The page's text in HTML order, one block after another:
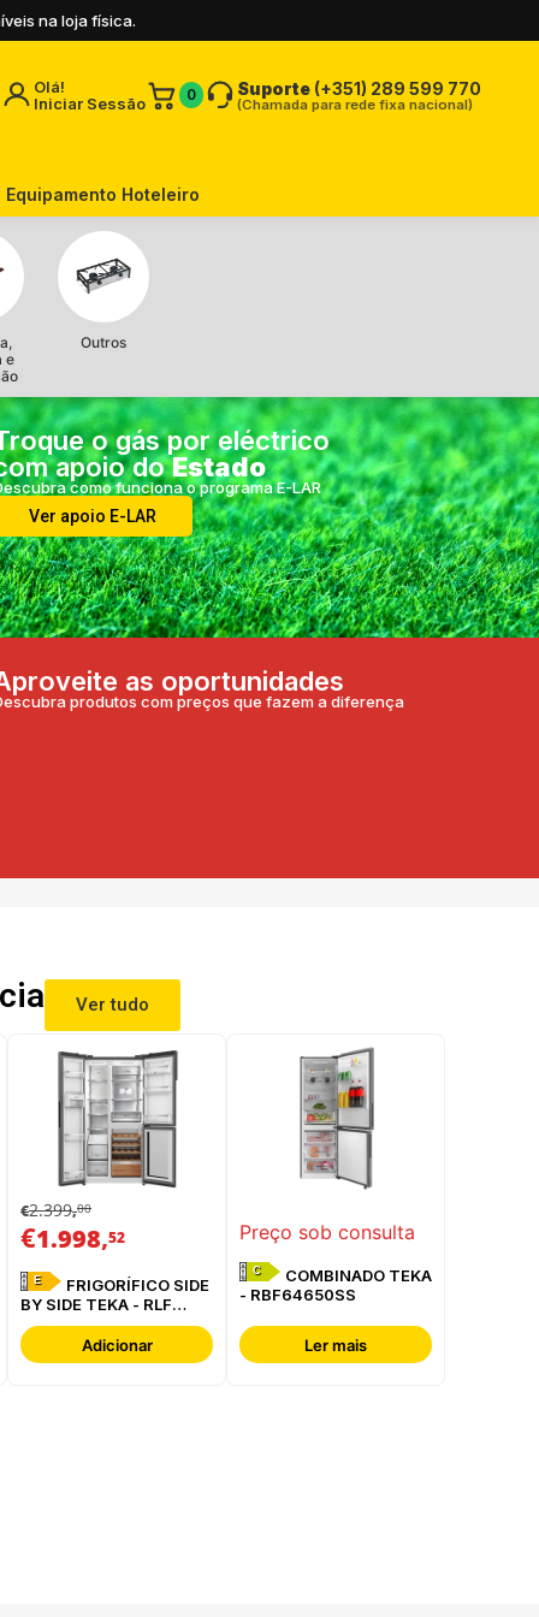
na loja física.
Olá!
Iniciar Sessão
0 Suporte (+351) 289 599 770
(Chamada para rede fixa nacional)
Equipamento Hoteleiro
e
Outros
o gás por eléctrico
apoio doEstado
como funciona o programa E-LAR
Ver apoio E-LAR
as oportunidades
produtos com preços que fazem a diferença
Ver tudo
€2.399,00
€1.998,52
E
BY SIDE TEKA - RLF
85950 GBK
Adicionar
Preço sob consulta
C
- RBF64650SS
Ler mais